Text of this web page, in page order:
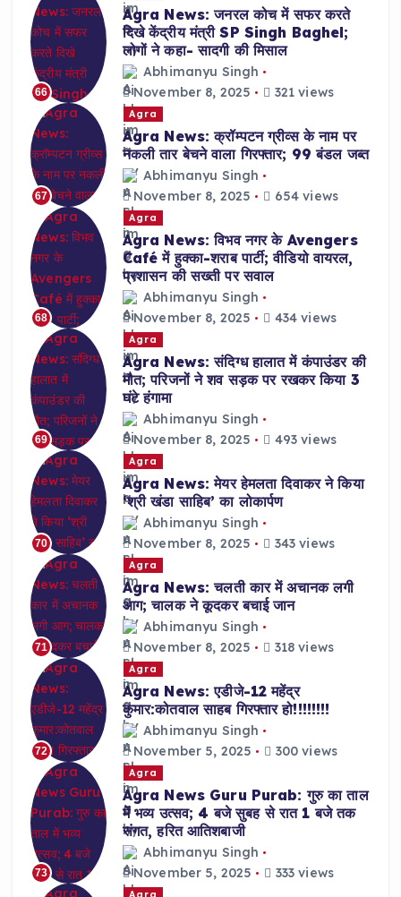
66
Agra News: जनरल कोच में सफर करते
दिखे केंद्रीय मंत्री SP Singh Baghel;
लोगों ने कहा- सादगी की मिसाल
Abhimanyu Singh
November 8, 2025
321 views
67
Agra
Agra News: क्रॉम्पटन ग्रीव्स के नाम पर
नकली तार बेचने वाला गिरफ्तार; 99 बंडल जब्त
Abhimanyu Singh
November 8, 2025
654 views
68
Agra
Agra News: विभव नगर के Avengers
Café में हुक्का-शराब पार्टी; वीडियो वायरल,
प्रशासन की सख्ती पर सवाल
Abhimanyu Singh
November 8, 2025
434 views
69
Agra
Agra News: संदिग्ध हालात में कंपाउंडर की
मौत; परिजनों ने शव सड़क पर रखकर किया 3
घंटे हंगामा
Abhimanyu Singh
November 8, 2025
493 views
70
Agra
Agra News: मेयर हेमलता दिवाकर ने किया
‘श्री खंडा साहिब’ का लोकार्पण
Abhimanyu Singh
November 8, 2025
343 views
71
Agra
Agra News: चलती कार में अचानक लगी
आग; चालक ने कूदकर बचाई जान
Abhimanyu Singh
November 8, 2025
318 views
72
Agra
Agra News: एडीजे-12 महेंद्र
कुमार:कोतवाल साहब गिरफ्तार हो!!!!!!!!
Abhimanyu Singh
November 5, 2025
300 views
73
Agra
Agra News Guru Purab: गुरु का ताल
में भव्य उत्सव; 4 बजे सुबह से रात 1 बजे तक
संगत, हरित आतिशबाजी
Abhimanyu Singh
November 5, 2025
333 views